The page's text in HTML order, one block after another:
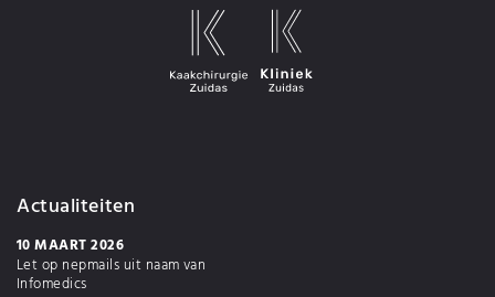
Actualiteiten
10 MAART 2026
Let op nepmails uit naam van
Infomedics